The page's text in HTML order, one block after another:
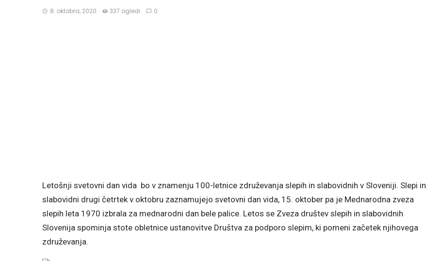
8. oktobra, 2020 337 ogledi 0
Letošnji svetovni dan vida bo v znamenju 100-letnice združevanja slepih in slabovidnih v Sloveniji. Slepi in
slabovidni drugi četrtek v oktobru zaznamujejo svetovni dan vida, 15. oktober pa je Mednarodna zveza
slepih leta 1970 izbrala za mednarodni dan bele palice. Letos se Zveza društev slepih in slabovidnih
Slovenija spominja stote obletnice ustanovitve Društva za podporo slepim, ki pomeni začetek njihovega
združevanja.